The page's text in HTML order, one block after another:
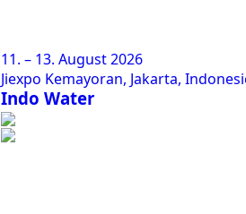
11. – 13. August 2026
Jiexpo Kemayoran, Jakarta,
Indo Water